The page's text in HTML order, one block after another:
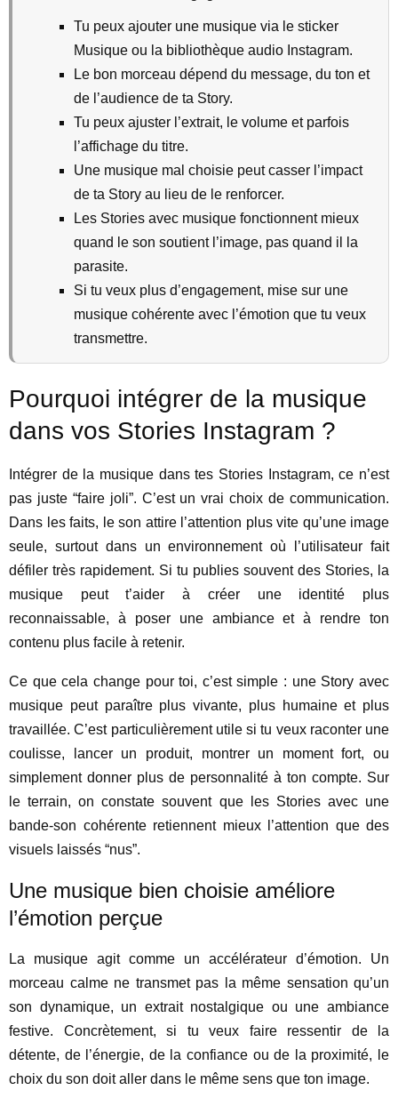
Tu peux ajouter une musique via le sticker
Musique ou la bibliothèque audio Instagram.
Le bon morceau dépend du message, du ton et
de l’audience de ta Story.
Tu peux ajuster l’extrait, le volume et parfois
l’affichage du titre.
Une musique mal choisie peut casser l’impact
de ta Story au lieu de le renforcer.
Les Stories avec musique fonctionnent mieux
quand le son soutient l’image, pas quand il la
parasite.
Si tu veux plus d’engagement, mise sur une
musique cohérente avec l’émotion que tu veux
transmettre.
Pourquoi intégrer de la musique
dans vos Stories Instagram ?
Intégrer de la musique dans tes Stories Instagram, ce n’est
pas juste “faire joli”. C’est un vrai choix de communication.
Dans les faits, le son attire l’attention plus vite qu’une image
seule, surtout dans un environnement où l’utilisateur fait
défiler très rapidement. Si tu publies souvent des Stories, la
musique peut t’aider à créer une identité plus
reconnaissable, à poser une ambiance et à rendre ton
contenu plus facile à retenir.
Ce que cela change pour toi, c’est simple : une Story avec
musique peut paraître plus vivante, plus humaine et plus
travaillée. C’est particulièrement utile si tu veux raconter une
coulisse, lancer un produit, montrer un moment fort, ou
simplement donner plus de personnalité à ton compte. Sur
le terrain, on constate souvent que les Stories avec une
bande-son cohérente retiennent mieux l’attention que des
visuels laissés “nus”.
Une musique bien choisie améliore
l’émotion perçue
La musique agit comme un accélérateur d’émotion. Un
morceau calme ne transmet pas la même sensation qu’un
son dynamique, un extrait nostalgique ou une ambiance
festive. Concrètement, si tu veux faire ressentir de la
détente, de l’énergie, de la confiance ou de la proximité, le
choix du son doit aller dans le même sens que ton image.